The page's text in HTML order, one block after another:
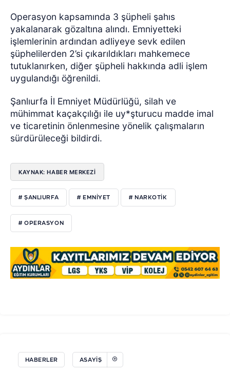
Operasyon kapsamında 3 şüpheli şahıs
yakalanarak gözaltına alındı. Emniyetteki
işlemlerinin ardından adliyeye sevk edilen
şüphelilerden 2’si çıkarıldıkları mahkemece
tutuklanırken, diğer şüpheli hakkında adli işlem
uygulandığı öğrenildi.
Şanlıurfa İl Emniyet Müdürlüğü, silah ve
mühimmat kaçakçılığı ile uy*şturucu madde imal
ve ticaretinin önlenmesine yönelik çalışmaların
sürdürüleceği bildirdi.
KAYNAK: HABER MERKEZİ
# ŞANLIURFA # EMNİYET # NARKOTİK
# OPERASYON
HABERLER ASAYIŞ